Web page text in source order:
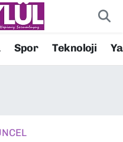
Spor Teknoloji
ve Fikstür